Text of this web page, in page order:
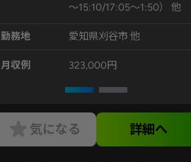
～15:10/17:05～1:50） 他
勤務地 愛知県刈谷市 他
月収例 323,000円
気になる 詳細へ